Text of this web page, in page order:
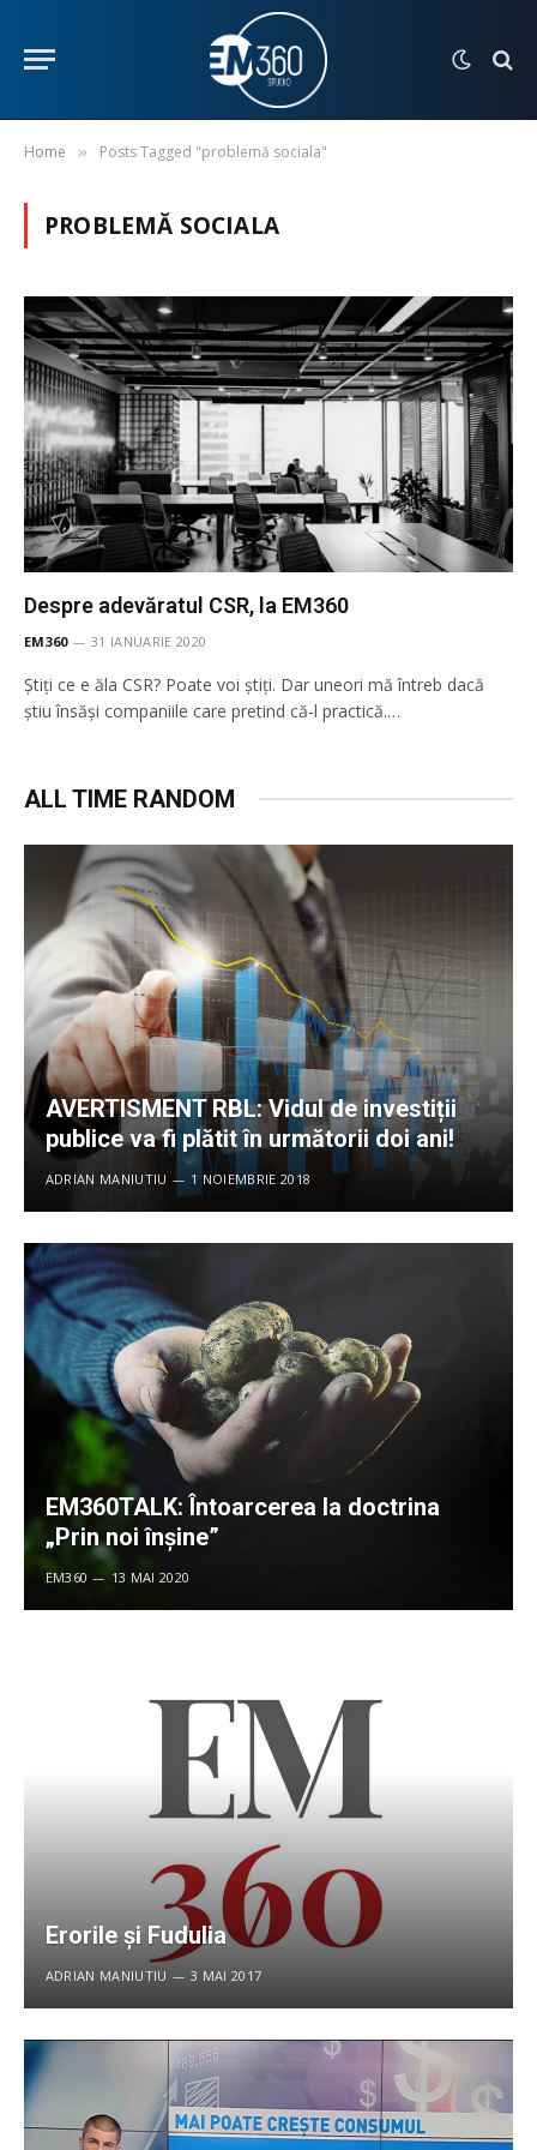
Home » Posts Tagged "problemă sociala"
PROBLEMĂ SOCIALA
Despre adevăratul CSR, la EM360
EM360 31 IANUARIE 2020
Știți ce e ăla CSR? Poate voi știți. Dar uneori mă întreb dacă
știu însăși companiile care pretind că-l practică.…
ALL TIME RANDOM
AVERTISMENT RBL: Vidul de investiții
publice va fi plătit în următorii doi ani!
ADRIAN MANIUTIU 1 NOIEMBRIE 2018
EM360TALK: Întoarcerea la doctrina
„Prin noi înșine”
EM360 13 MAI 2020
Erorile şi Fudulia
ADRIAN MANIUTIU 3 MAI 2017